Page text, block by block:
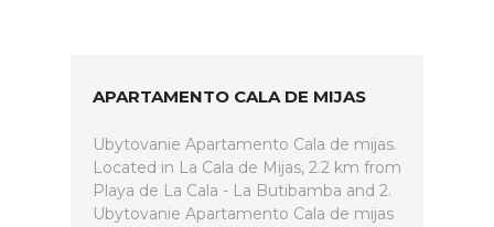
APARTAMENTO CALA DE MIJAS
Ubytovanie Apartamento Cala de mijas.
Located in La Cala de Mijas, 2.2 km from
Playa de La Cala - La Butibamba and 2.
Ubytovanie Apartamento Cala de mijas